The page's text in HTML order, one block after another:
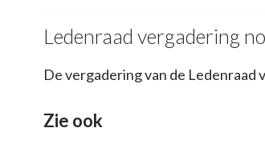
Ledenraad vergadering
De vergadering van de Ledenraad
Zie ook